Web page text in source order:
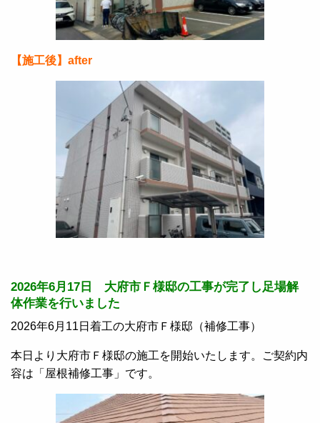
【施工後】after
2026年6月17日 大府市Ｆ様邸の工事が完了し足場解
体作業を行いました
2026年6月11日着工の大府市Ｆ様邸（補修工事）
本日より大府市Ｆ様邸の施工を開始いたします。ご契約内
容は「屋根補修工事」です。